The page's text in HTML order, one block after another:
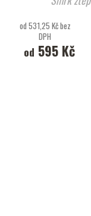
od 531,25 Kč bez
DPH
od 595 Kč